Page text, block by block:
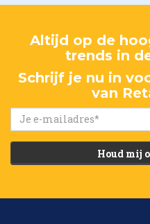
Altijd op de
trends in
Schrijf je nu in
van
Houd mij